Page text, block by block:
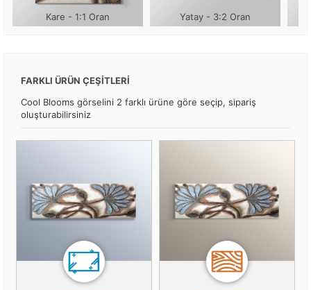
Kare - 1:1 Oran Yatay - 3:2 Oran
FARKLI ÜRÜN ÇEŞİTLERİ
Cool Blooms görselini 2 farklı ürüne göre seçip, sipariş
oluşturabilirsiniz